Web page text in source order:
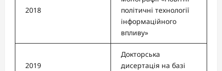
2018
політичні технології
інформаційного
впливу»
2019
Докторська
дисертація на базі